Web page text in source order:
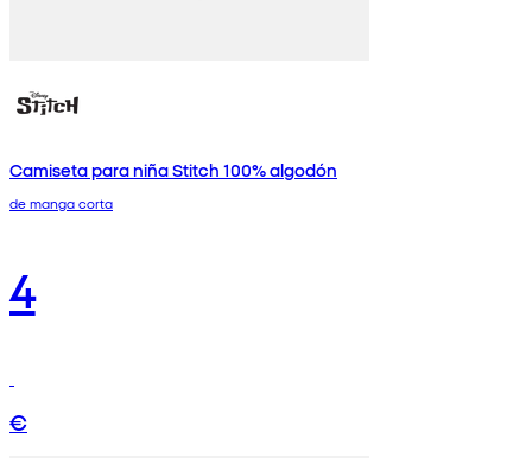
Camiseta para niña Stitch 100% algodón
de manga corta
4
€